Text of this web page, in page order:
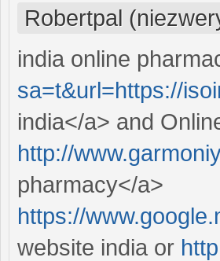
Robertpal
india online
sa=t&url=https://
india</a> and
http://
pharmacy</a>
https://
website india or